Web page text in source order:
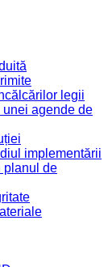
legii
agende de
implementării
planul de